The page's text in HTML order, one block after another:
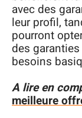
avec des
leur profil,
pourront
des
besoins
A lire en
meilleure